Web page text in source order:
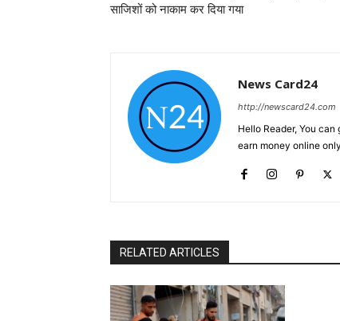
साजिशों को नाकाम कर दिया गया
News Card24
http://newscard24.com
Hello Reader, You
earn money online
RELATED ARTICLES